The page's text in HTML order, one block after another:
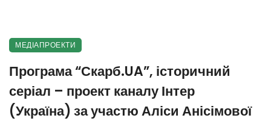
МЕДІАПРОЕКТИ
Програма “Скарб.UA”, історичний
серіал – проект каналу Інтер
(Україна) за участю Аліси Анісімової